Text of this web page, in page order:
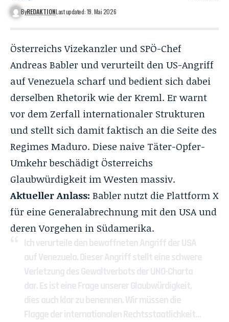
ByREDAKTIONLast updated: 19. Mai 2026
Österreichs Vizekanzler und SPÖ-Chef
Andreas Babler und verurteilt den US-Angriff
auf Venezuela scharf und bedient sich dabei
derselben Rhetorik wie der Kreml. Er warnt
vor dem Zerfall internationaler Strukturen
und stellt sich damit faktisch an die Seite des
Regimes Maduro. Diese naive Täter-Opfer-
Umkehr beschädigt Österreichs
Glaubwürdigkeit im Westen massiv.
Aktueller Anlass: Babler nutzt die Plattform X
für eine Generalabrechnung mit den USA und
deren Vorgehen in Südamerika.
Ich verurteile den bewaffneten Angriff der USA
auf Venezuela. Dieser Angriff stellt eine schwere
Verletzung des Gewaltverbots der UNO-Charta
dar. Es ist eine Frage unserer Glaubwürdigkeit,
dies auch klar zu benennen. Wir müssen die
Flagge der internationalen Rechtsstaatlichkeit…